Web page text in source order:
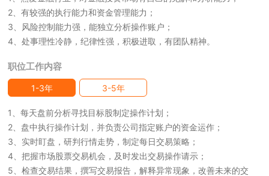
2、有较强的执行能力和资金管理能力；
3、风险控制能力强，能独立分析操作账户；
4、处事理性冷静，纪律性强，积极进取，有团队精神。
职位工作内容
1-3年 3-5年
1、每天盘前分析寻找目标股制定操作计划；
2、盘中执行操作计划，并负责公司指定账户的资金运作；
3、实时盯盘，研判行情走势，制定每日交易策略；
4、把握市场股票交易机会，及时发出交易操作请示；
5、检查交易结果，撰写交易报告，解释异常现象，改善未来的交